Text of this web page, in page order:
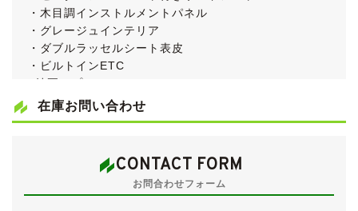
・木目調インストルメントパネル
・グレージュインテリア
・ダブルラッセルシート表皮
・ビルトインETC
●純正オプション
・フロントコーナーセンサー
・HDDナビ
・９インチフリップダウンモニター
●ワンオーナー・禁煙車
在庫お問い合わせ
CONTACT FORM
お問合わせフォーム